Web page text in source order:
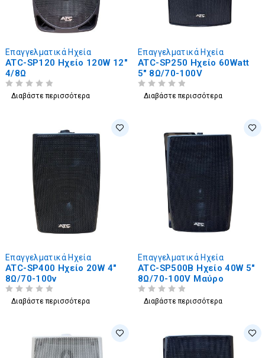
Επαγγελματικά Ηχεία
ATC-SP120 Ηχείο 120W 12"
4/8Ω
Διαβάστε περισσότερα
Επαγγελματικά Ηχεία
ATC-SP250 Ηχείο 60Watt
5" 8Ω/70-100V
Διαβάστε περισσότερα
Επαγγελματικά Ηχεία
ATC-SP400 Ηχείο 20W 4"
8Ω/70-100v
Διαβάστε περισσότερα
Επαγγελματικά Ηχεία
ATC-SP500B Ηχείο 40W 5"
8Ω/70-100V Μαύρο
Διαβάστε περισσότερα